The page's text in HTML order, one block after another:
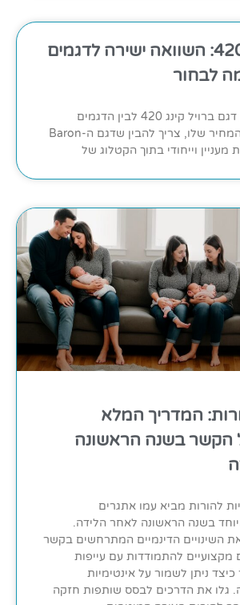
ברויל קינג 420: השוואה ישירה לדגמים
לבחור
מי שמתלבט בין דגם ברויל קינג 420 לבין הדגמים
האחרים בטווח המחיר שלו, צריך להבין שדגם ה-Baron
המדריך המלא
הקשר בשנה הראשונה
להורות מביא עמו אתגרים
בשנה הראשונה לאחר הלידה.
השינויים הדינמיים המתרחשים בקשר
מקצועיים להתמודדות עם עייפות
ניתן לשמור על אינטימיות
גלו את הדרכים לבסס שותפות חזקה